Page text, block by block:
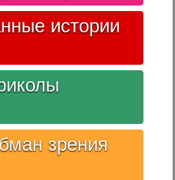
истории
зрения